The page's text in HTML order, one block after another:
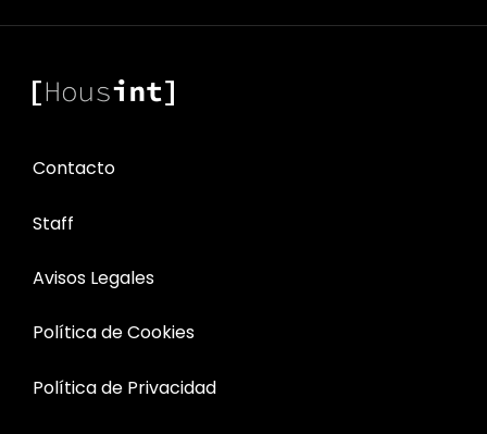
Contacto
Staff
Avisos Legales
Política de Cookies
Política de Privacidad